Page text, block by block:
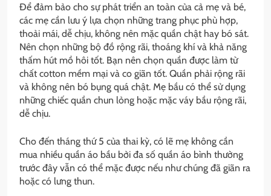
Để đảm bảo cho sự phát triển an toàn của cả mẹ và bé,
các mẹ cần lưu ý lựa chọn những trang phục phù hợp,
thoải mái, dễ chịu, không nên mặc quần chật hay bó sát.
Nên chọn những bộ đồ rộng rãi, thoáng khí và khả năng
thấm hút mồ hôi tốt. Bạn nên chọn quần được làm từ
chất cotton mềm mại và co giãn tốt. Quần phải rộng rãi
và không nên bó bụng quá chật. Mẹ bầu có thể sử dụng
những chiếc quần chun lỏng hoặc mặc váy bầu rộng rãi,
dễ chịu.
Cho đến tháng thứ 5 của thai kỳ, có lẽ mẹ không cần
mua nhiều quần áo bầu bởi đa số quần áo bình thường
trước đây vẫn có thể mặc được nếu như chúng đã giãn ra
hoặc có lưng thun.